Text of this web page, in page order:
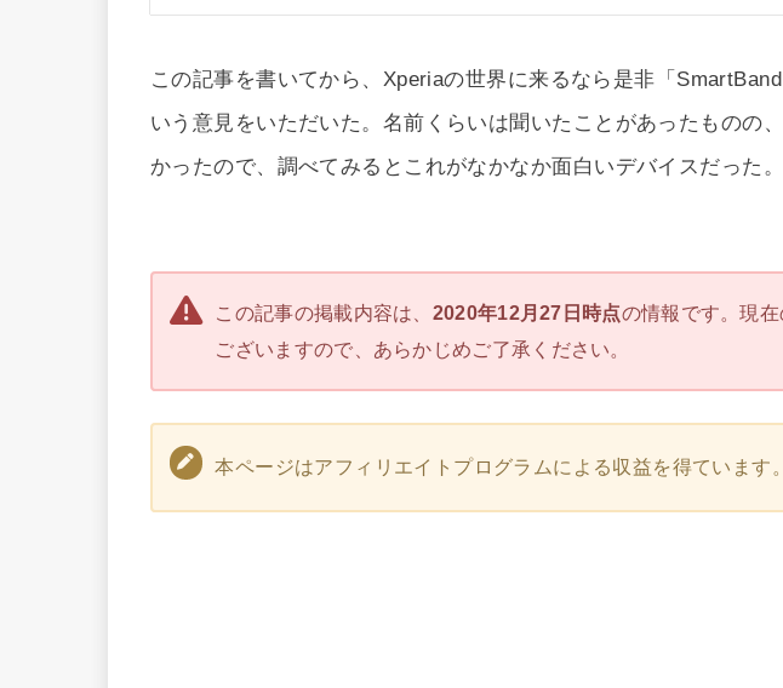
この記事を書いてから、Xperiaの世界に来るなら是非「
いう意見をいただいた。名前くらいは聞いたことがあったものの
かったので、調べてみるとこれがなかなか面白いデバイスだった。
この記事の掲載内容は、 2020年12月27日時点の情報です。現
ございますので、あらかじめご了承ください。
本ページはアフィリエイトプログラムによる収益を得ています。